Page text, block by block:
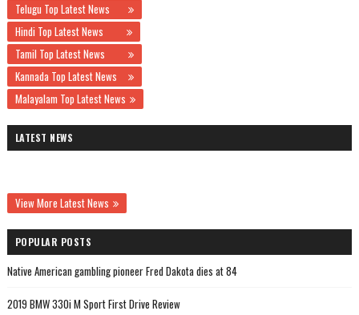
Telugu Top Latest News
Hindi Top Latest News
Tamil Top Latest News
Kannada Top Latest News
Malayalam Top Latest News
LATEST NEWS
View More Latest News
POPULAR POSTS
Native American gambling pioneer Fred Dakota dies at 84
2019 BMW 330i M Sport First Drive Review